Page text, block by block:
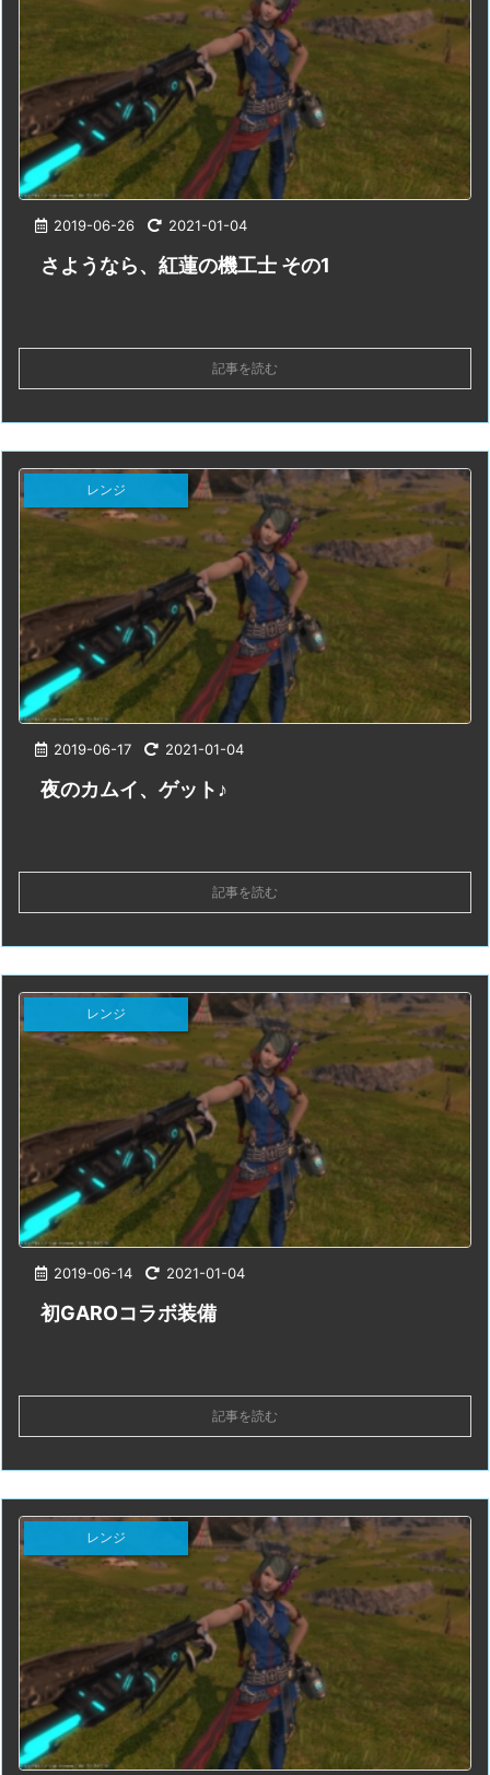
2019-06-26 2021-01-04
さようなら、紅蓮の機工士 その1
記事を読む
2019-06-17 2021-01-04
レンジ
夜のカムイ、ゲット♪
記事を読む
2019-06-14 2021-01-04
レンジ
初GAROコラボ装備
記事を読む
レンジ